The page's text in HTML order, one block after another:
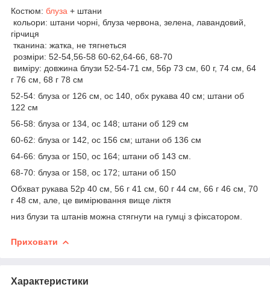
Костюм: блуза + штани
кольори: штани чорні, блуза червона, зелена, лавандовий,
гірчиця
тканина: жатка, не тягнеться
розміри: 52-54,56-58 60-62,64-66, 68-70
виміру: довжина блузи 52-54-71 см, 56р 73 см, 60 г, 74 см, 64
г 76 см, 68 г 78 см
52-54: блуза ог 126 см, ос 140, обх рукава 40 см; штани об
122 см
56-58: блуза ог 134, ос 148; штани об 129 см
60-62: блуза ог 142, ос 156 см; штани об 136 см
64-66: блуза ог 150, ос 164; штани об 143 см.
68-70: блуза ог 158, ос 172; штани об 150
Обхват рукава 52р 40 см, 56 г 41 см, 60 г 44 см, 66 г 46 см, 70
г 48 см, але, це вимірювання вище ліктя
низ блузи та штанів можна стягнути на гумці з фіксатором.
Приховати
Характеристики